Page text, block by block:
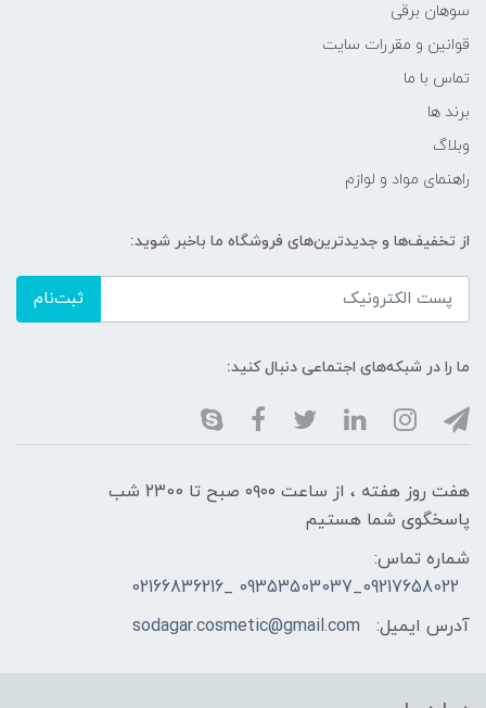
سوهان برقی
قوانین و مقررات سایت
تماس با ما
برند ها
وبلاگ
راهنمای مواد و لوازم
از تخفیف‌ها و جدیدترین‌های فروشگاه ما باخبر شوید:
ثبت‌نام
ما را در شبکه‌های اجتماعی دنبال کنید:
هفت روز هفته ، از ساعت ۰۹۰۰ صبح تا ۲۳00 شب
پاسخگوی شما هستیم
شماره تماس:
09217658022_09353503037 _02166836216
آدرس ایمیل:
sodagar.cosmetic@gmail.com